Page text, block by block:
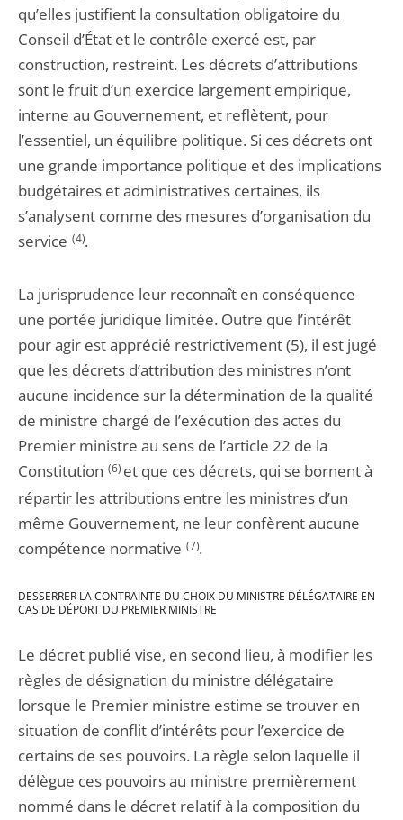
qu’elles justifient la consultation obligatoire du
Conseil d’État et le contrôle exercé est, par
construction, restreint. Les décrets d’attributions
sont le fruit d’un exercice largement empirique,
interne au Gouvernement, et reflètent, pour
l’essentiel, un équilibre politique. Si ces décrets ont
une grande importance politique et des implications
budgétaires et administratives certaines, ils
s’analysent comme des mesures d’organisation du
service (4).
La jurisprudence leur reconnaît en conséquence
une portée juridique limitée. Outre que l’intérêt
pour agir est apprécié restrictivement (5), il est jugé
que les décrets d’attribution des ministres n’ont
aucune incidence sur la détermination de la qualité
de ministre chargé de l’exécution des actes du
Premier ministre au sens de l’article 22 de la
Constitution (6) et que ces décrets, qui se bornent à
répartir les attributions entre les ministres d’un
même Gouvernement, ne leur confèrent aucune
compétence normative (7).
DESSERRER LA CONTRAINTE DU CHOIX DU MINISTRE DÉLÉGATAIRE EN
CAS DE DÉPORT DU PREMIER MINISTRE
Le décret publié vise, en second lieu, à modifier les
règles de désignation du ministre délégataire
lorsque le Premier ministre estime se trouver en
situation de conflit d’intérêts pour l’exercice de
certains de ses pouvoirs. La règle selon laquelle il
délègue ces pouvoirs au ministre premièrement
nommé dans le décret relatif à la composition du